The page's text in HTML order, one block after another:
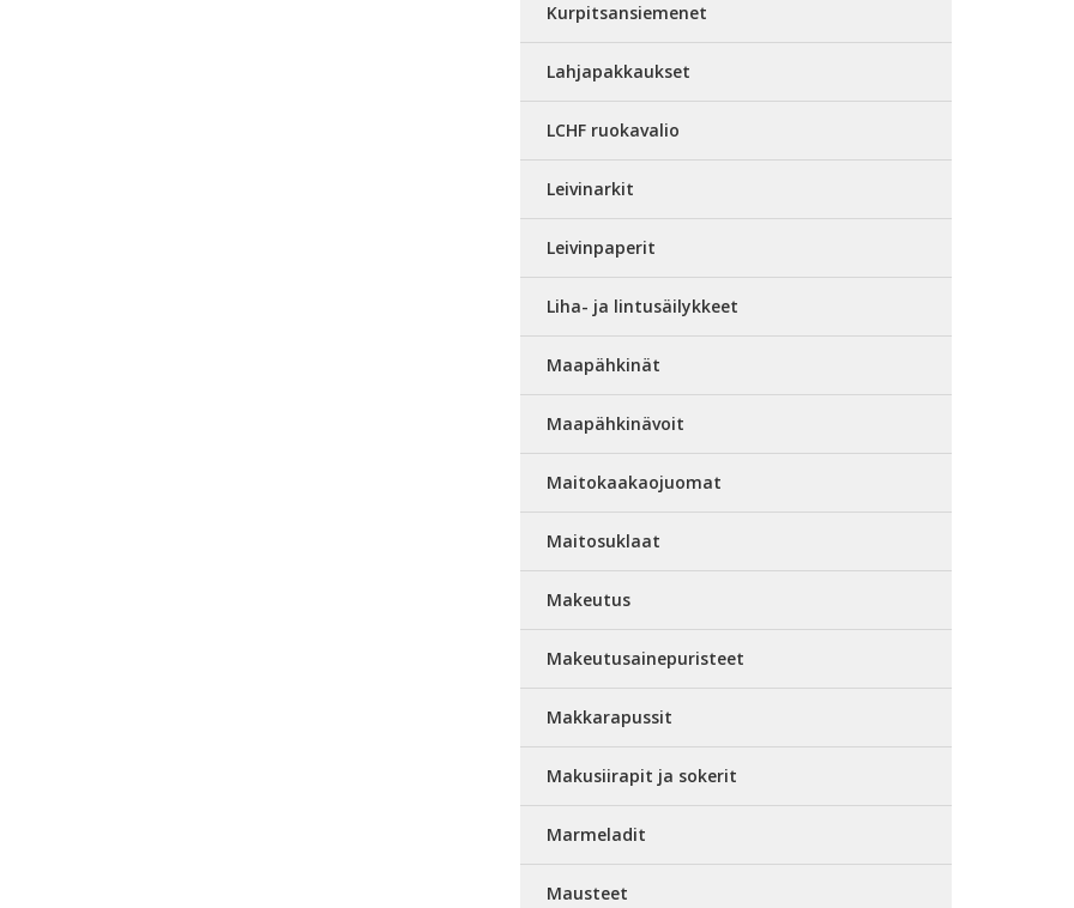
Kurpitsansiemenet
Lahjapakkaukset
LCHF ruokavalio
Leivinarkit
Leivinpaperit
Liha- ja lintusäilykkeet
Maapähkinät
Maapähkinävoit
Maitokaakaojuomat
Maitosuklaat
Makeutus
Makeutusainepuristeet
Makkarapussit
Makusiirapit ja sokerit
Marmeladit
Mausteet